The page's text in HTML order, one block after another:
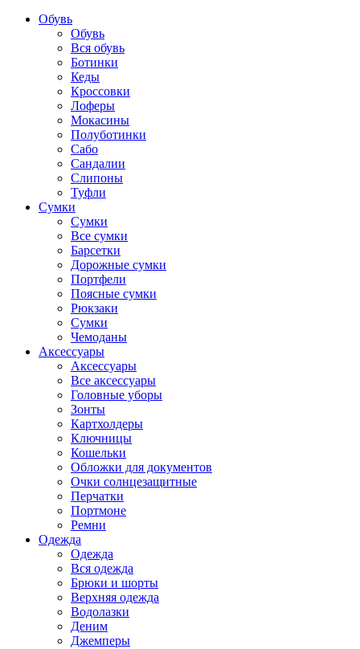
Обувь
Обувь
Вся обувь
Ботинки
Кеды
Кроссовки
Лоферы
Мокасины
Полуботинки
Сабо
Сандалии
Слипоны
Туфли
Сумки
Сумки
Все сумки
Барсетки
Дорожные сумки
Портфели
Поясные сумки
Рюкзаки
Сумки
Чемоданы
Аксессуары
Аксессуары
Все аксессуары
Головные уборы
Зонты
Картхолдеры
Ключницы
Кошельки
Обложки для документов
Очки солнцезащитные
Перчатки
Портмоне
Ремни
Одежда
Одежда
Вся одежда
Брюки и шорты
Верхняя одежда
Водолазки
Деним
Джемперы